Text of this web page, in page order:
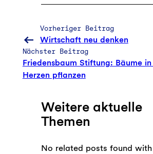
Vorheriger Beitrag
Wirtschaft neu denken
Nächster Beitrag
Friedensbaum Stiftung: Bäume
Herzen pflanzen
Weitere aktuelle
Themen
No related posts found with